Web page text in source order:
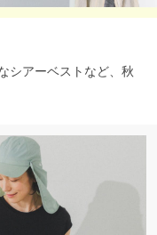
シアーベストなど、秋